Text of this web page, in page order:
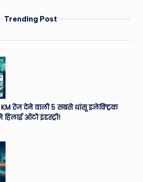
Trending Post
रेंज देने वाली 5 सबसे धांसू इलेक्ट्रिक
हिलाई ऑटो इंडस्ट्री!